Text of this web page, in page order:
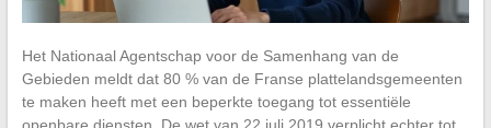
Het Nationaal Agentschap voor de Samenhang van de
Gebieden meldt dat 80 % van de Franse plattelandsgemeenten
te maken heeft met een beperkte toegang tot essentiële